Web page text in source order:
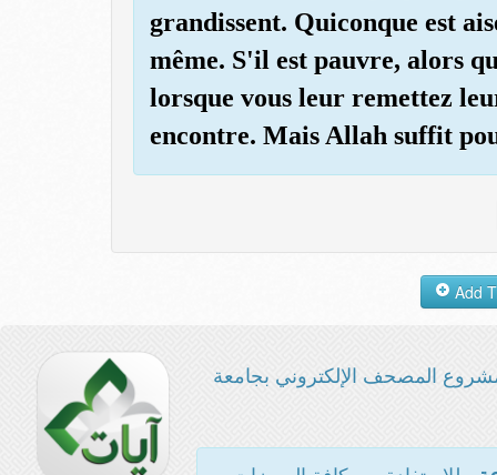
grandissent. Quiconque est
même. S'il est pauvre, alors
lorsque vous leur remettez
encontre. Mais Allah suffit
المصحف الإلكتروني بجامعة